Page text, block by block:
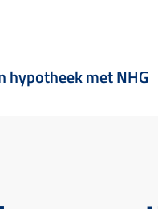
hypotheek met NHG